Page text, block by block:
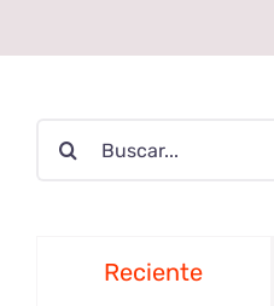
Buscar:
Reciente